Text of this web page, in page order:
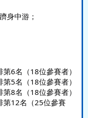
身中游；
6名（18位參賽者）
5名（18位參賽者）
8名（18位參賽者）
第12名（25位參賽